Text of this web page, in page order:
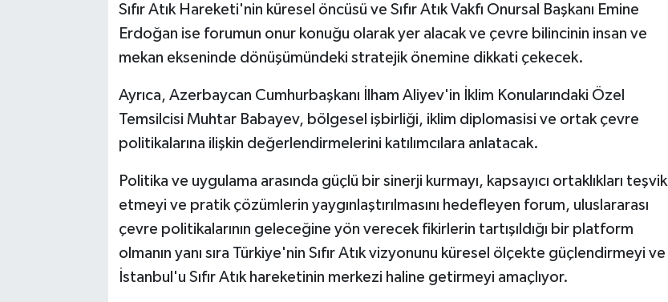
Sıfır Atık Hareketi'nin küresel öncüsü ve Sıfır Atık Vakfı Onursal Başkanı Emine
Erdoğan ise forumun onur konuğu olarak yer alacak ve çevre bilincinin insan ve
mekan ekseninde dönüşümündeki stratejik önemine dikkati çekecek.
Ayrıca, Azerbaycan Cumhurbaşkanı İlham Aliyev'in İklim Konularındaki Özel
Temsilcisi Muhtar Babayev, bölgesel işbirliği, iklim diplomasisi ve ortak çevre
politikalarına ilişkin değerlendirmelerini katılımcılara anlatacak.
Politika ve uygulama arasında güçlü bir sinerji kurmayı, kapsayıcı ortaklıkları teşvik
etmeyi ve pratik çözümlerin yaygınlaştırılmasını hedefleyen forum, uluslararası
çevre politikalarının geleceğine yön verecek fikirlerin tartışıldığı bir platform
olmanın yanı sıra Türkiye'nin Sıfır Atık vizyonunu küresel ölçekte güçlendirmeyi ve
İstanbul'u Sıfır Atık hareketinin merkezi haline getirmeyi amaçlıyor.